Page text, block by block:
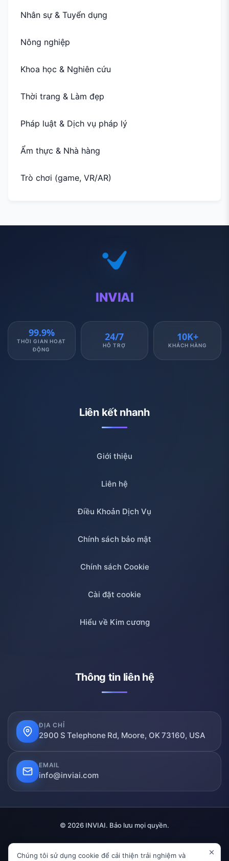
Nhân sự & Tuyển dụng
Nông nghiệp
Khoa học & Nghiên cứu
Thời trang & Làm đẹp
Pháp luật & Dịch vụ pháp lý
Ẩm thực & Nhà hàng
Trò chơi (game, VR/AR)
INVIAI
99.9%
THỜI GIAN HOẠT
ĐỘNG
24/7
HỖ TRỢ
10K+
KHÁCH HÀNG
Liên kết nhanh
Giới thiệu
Liên hệ
Điều Khoản Dịch Vụ
Chính sách bảo mật
Chính sách Cookie
Cài đặt cookie
Hiểu về Kim cương
Thông tin liên hệ
ĐỊA CHỈ
2900 S Telephone Rd, Moore, OK 73160, USA
EMAIL
info@inviai.com
© 2026 INVIAI. Bảo lưu mọi quyền.
Chúng tôi sử dụng cookie để cải thiện trải nghiệm và